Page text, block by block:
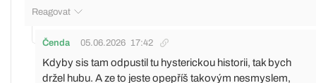
Reagovat
Čenda 05.06.2026 17:42
Kdyby sis tam odpustil tu hysterickou historii, tak bych
držel hubu. A ze to jeste opepříš takovým nesmyslem,